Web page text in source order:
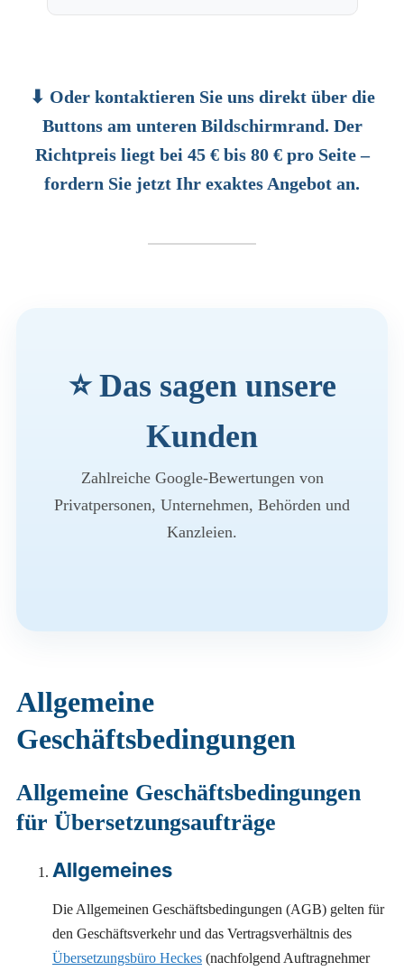
⬇ Oder kontaktieren Sie uns direkt über die
Buttons am unteren Bildschirmrand. Der
Richtpreis liegt bei 45 € bis 80 € pro Seite –
fordern Sie jetzt Ihr exaktes Angebot an.
⭐ Das sagen unsere
Kunden
Zahlreiche Google-Bewertungen von
Privatpersonen, Unternehmen, Behörden und
Kanzleien.
Allgemeine
Geschäftsbedingungen
Allgemeine Geschäftsbedingungen
für Übersetzungsaufträge
Allgemeines
Die Allgemeinen Geschäftsbedingungen (AGB) gelten für
den Geschäftsverkehr und das Vertragsverhältnis des
Übersetzungsbüro Heckes (nachfolgend Auftragnehmer